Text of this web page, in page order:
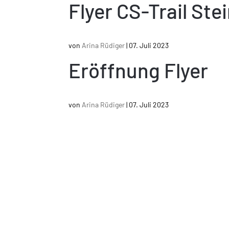
Flyer CS-Trail
von Arina Rüdiger| 07. Juli 2023
Eröffnung Flyer
von Arina Rüdiger| 07. Juli 2023